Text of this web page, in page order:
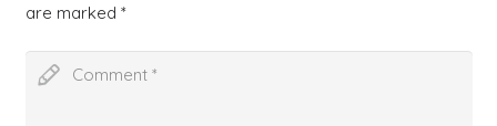
are marked *